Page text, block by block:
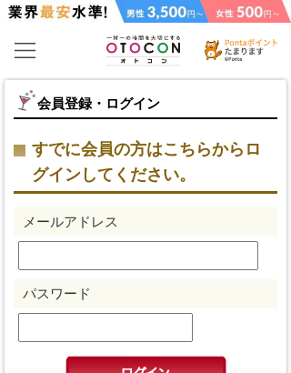
会員登録・ログイン
すでに会員の方はこちらからロ
グインしてください。
メールアドレス
パスワード